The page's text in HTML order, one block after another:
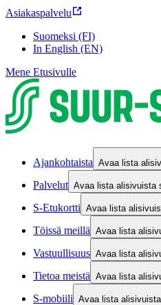
Asiakaspalvelu
Suomeksi (FI)
In English (EN)
Mene Etusivulle
Ajankohtaista Avaa lista
Palvelut Avaa lista alisivuista
S-Etukortti Avaa lista
Töissä meillä Avaa lista
Vastuullisuus Avaa lista
Tietoa meistä Avaa lista
S-mobiili Avaa lista